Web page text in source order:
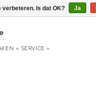
» SERVICE »
verbeteren. Is dat OK? Ja